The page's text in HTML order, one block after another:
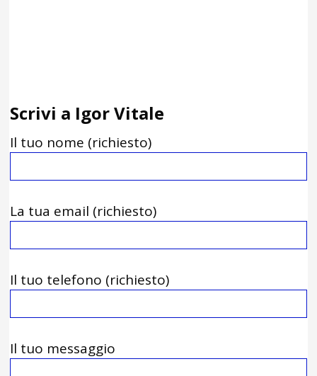
Scrivi a Igor Vitale
Il tuo nome (richiesto)
La tua email (richiesto)
Il tuo telefono (richiesto)
Il tuo messaggio